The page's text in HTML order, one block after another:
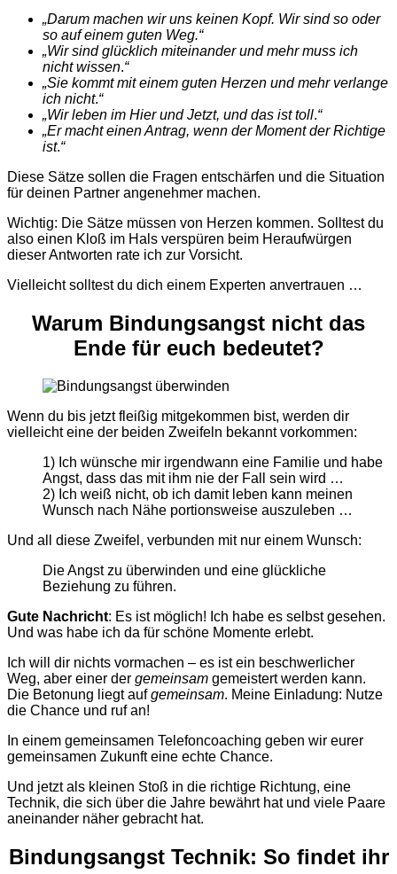
„Darum machen wir uns keinen Kopf. Wir sind so oder
so auf einem guten Weg.“
„Wir sind glücklich miteinander und mehr muss ich
nicht wissen.“
„Sie kommt mit einem guten Herzen und mehr verlange
ich nicht.“
„Wir leben im Hier und Jetzt, und das ist toll.“
„Er macht einen Antrag, wenn der Moment der Richtige
ist.“
Diese Sätze sollen die Fragen entschärfen und die Situation
für deinen Partner angenehmer machen.
Wichtig: Die Sätze müssen von Herzen kommen. Solltest du
also einen Kloß im Hals verspüren beim Heraufwürgen
dieser Antworten rate ich zur Vorsicht.
Vielleicht solltest du dich einem Experten anvertrauen …
Warum Bindungsangst nicht das
Ende für euch bedeutet?
Wenn du bis jetzt fleißig mitgekommen bist, werden dir
vielleicht eine der beiden Zweifeln bekannt vorkommen:
1) Ich wünsche mir irgendwann eine Familie und habe
Angst, dass das mit ihm nie der Fall sein wird …
2) Ich weiß nicht, ob ich damit leben kann meinen
Wunsch nach Nähe portionsweise auszuleben …
Und all diese Zweifel, verbunden mit nur einem Wunsch:
Die Angst zu überwinden und eine glückliche
Beziehung zu führen.
Gute Nachricht: Es ist möglich! Ich habe es selbst gesehen.
Und was habe ich da für schöne Momente erlebt.
Ich will dir nichts vormachen – es ist ein beschwerlicher
Weg, aber einer der gemeinsam gemeistert werden kann.
Die Betonung liegt aufgemeinsam. Meine Einladung: Nutze
die Chance und ruf an!
In einem gemeinsamen Telefoncoaching geben wir eurer
gemeinsamen Zukunft eine echte Chance.
Und jetzt als kleinen Stoß in die richtige Richtung, eine
Technik, die sich über die Jahre bewährt hat und viele Paare
aneinander näher gebracht hat.
BindungsangstTechnik: So findet ihr